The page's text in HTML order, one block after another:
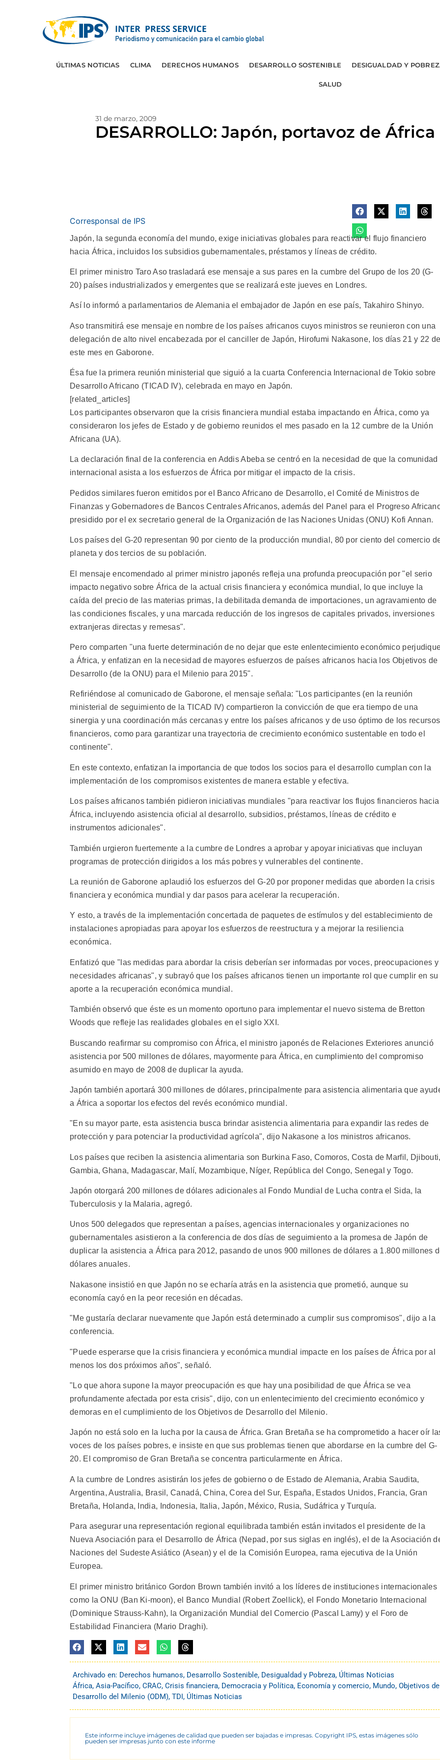
ÚLTIMAS NOTICIAS CLIMA DERECHOS HUMANOS DESARROLLO SOSTENIBLE DESIGUALDAD Y
SALUD
31 de marzo, 2009
DESARROLLO: Japón, portavoz de
Corresponsal de IPS
Japón, la segunda economía del mundo, exige iniciativas globales para reactivar el flujo financiero
hacia África, incluidos los subsidios gubernamentales, préstamos y líneas de crédito.
El primer ministro Taro Aso trasladará ese mensaje a sus pares en la cumbre del Grupo de los 20 (G-
20) países industrializados y emergentes que se realizará este jueves en Londres.
Así lo informó a parlamentarios de Alemania el embajador de Japón en ese país, Takahiro Shinyo.
Aso transmitirá ese mensaje en nombre de los países africanos cuyos ministros se reunieron con una
delegación de alto nivel encabezada por el canciller de Japón, Hirofumi Nakasone, los días 21 y 22
este mes en Gaborone.
Ésa fue la primera reunión ministerial que siguió a la cuarta Conferencia Internacional de Tokio sobre
Desarrollo Africano (TICAD IV), celebrada en mayo en Japón.
[related_articles]
Los participantes observaron que la crisis financiera mundial estaba impactando en África, como ya
consideraron los jefes de Estado y de gobierno reunidos el mes pasado en la 12 cumbre de la Unión
Africana (UA).
La declaración final de la conferencia en Addis Abeba se centró en la necesidad de que la comunidad
internacional asista a los esfuerzos de África por mitigar el impacto de la crisis.
Pedidos similares fueron emitidos por el Banco Africano de Desarrollo, el Comité de Ministros de
Finanzas y Gobernadores de Bancos Centrales Africanos, además del Panel para el Progreso
presidido por el ex secretario general de la Organización de las Naciones Unidas (ONU) Kofi Annan.
Los países del G-20 representan 90 por ciento de la producción mundial, 80 por ciento del comercio
planeta y dos tercios de su población.
El mensaje encomendado al primer ministro japonés refleja una profunda preocupación por "el serio
impacto negativo sobre África de la actual crisis financiera y económica mundial, lo que incluye la
caída del precio de las materias primas, la debilitada demanda de importaciones, un agravamiento de
las condiciones fiscales, y una marcada reducción de los ingresos de capitales privados, inversiones
extranjeras directas y remesas".
Pero comparten "una fuerte determinación de no dejar que este enlentecimiento económico
a África, y enfatizan en la necesidad de mayores esfuerzos de países africanos hacia los Objetivos de
Desarrollo (de la ONU) para el Milenio para 2015".
Refiriéndose al comunicado de Gaborone, el mensaje señala: "Los participantes (en la reunión
ministerial de seguimiento de la TICAD IV) compartieron la convicción de que era tiempo de una
sinergia y una coordinación más cercanas y entre los países africanos y de uso óptimo de los recursos
financieros, como para garantizar una trayectoria de crecimiento económico sustentable en todo el
continente".
En este contexto, enfatizan la importancia de que todos los socios para el desarrollo cumplan con la
implementación de los compromisos existentes de manera estable y efectiva.
Los países africanos también pidieron iniciativas mundiales "para reactivar los flujos financieros hacia
África, incluyendo asistencia oficial al desarrollo, subsidios, préstamos, líneas de crédito e
instrumentos adicionales".
También urgieron fuertemente a la cumbre de Londres a aprobar y apoyar iniciativas que incluyan
programas de protección dirigidos a los más pobres y vulnerables del continente.
La reunión de Gaborone aplaudió los esfuerzos del G-20 por proponer medidas que aborden la crisis
financiera y económica mundial y dar pasos para acelerar la recuperación.
Y esto, a través de la implementación concertada de paquetes de estímulos y del establecimiento de
instalaciones apropiadas para apoyar los esfuerzos de reestructura y a mejorar la resiliencia
económica.
Enfatizó que "las medidas para abordar la crisis deberían ser informadas por voces, preocupaciones y
necesidades africanas", y subrayó que los países africanos tienen un importante rol que cumplir en su
aporte a la recuperación económica mundial.
También observó que éste es un momento oportuno para implementar el nuevo sistema de Bretton
Woods que refleje las realidades globales en el siglo XXI.
Buscando reafirmar su compromiso con África, el ministro japonés de Relaciones Exteriores anunció
asistencia por 500 millones de dólares, mayormente para África, en cumplimiento del compromiso
asumido en mayo de 2008 de duplicar la ayuda.
Japón también aportará 300 millones de dólares, principalmente para asistencia alimentaria que
a África a soportar los efectos del revés económico mundial.
"En su mayor parte, esta asistencia busca brindar asistencia alimentaria para expandir las redes de
protección y para potenciar la productividad agrícola", dijo Nakasone a los ministros africanos.
Los países que reciben la asistencia alimentaria son Burkina Faso, Comoros, Costa de Marfil,
Gambia, Ghana, Madagascar, Malí, Mozambique, Níger, República del Congo, Senegal y Togo.
Japón otorgará 200 millones de dólares adicionales al Fondo Mundial de Lucha contra el Sida, la
Tuberculosis y la Malaria, agregó.
Unos 500 delegados que representan a países, agencias internacionales y organizaciones no
gubernamentales asistieron a la conferencia de dos días de seguimiento a la promesa de Japón de
duplicar la asistencia a África para 2012, pasando de unos 900 millones de dólares a 1.800 millones
dólares anuales.
Nakasone insistió en que Japón no se echaría atrás en la asistencia que prometió, aunque su
economía cayó en la peor recesión en décadas.
"Me gustaría declarar nuevamente que Japón está determinado a cumplir sus compromisos", dijo a la
conferencia.
"Puede esperarse que la crisis financiera y económica mundial impacte en los países de África por al
menos los dos próximos años", señaló.
"Lo que ahora supone la mayor preocupación es que hay una posibilidad de que África se vea
profundamente afectada por esta crisis", dijo, con un enlentecimiento del crecimiento económico y
demoras en el cumplimiento de los Objetivos de Desarrollo del Milenio.
Japón no está solo en la lucha por la causa de África. Gran Bretaña se ha comprometido a hacer oír
voces de los países pobres, e insiste en que sus problemas tienen que abordarse en la cumbre del G-
20. El compromiso de Gran Bretaña se concentra particularmente en África.
A la cumbre de Londres asistirán los jefes de gobierno o de Estado de Alemania, Arabia Saudita,
Argentina, Australia, Brasil, Canadá, China, Corea del Sur, España, Estados Unidos, Francia, Gran
Bretaña, Holanda, India, Indonesia, Italia, Japón, México, Rusia, Sudáfrica y Turquía.
Para asegurar una representación regional equilibrada también están invitados el presidente de la
Nueva Asociación para el Desarrollo de África (Nepad, por sus siglas en inglés), el de la Asociación
Naciones del Sudeste Asiático (Asean) y el de la Comisión Europea, rama ejecutiva de la Unión
Europea.
El primer ministro británico Gordon Brown también invitó a los líderes de instituciones internacionales
como la ONU (Ban Ki-moon), el Banco Mundial (Robert Zoellick), el Fondo Monetario Internacional
(Dominique Strauss-Kahn), la Organización Mundial del Comercio (Pascal Lamy) y el Foro de
Estabilidad Financiera (Mario Draghi).
Archivado en: Derechos humanos, Desarrollo Sostenible, Desigualdad y Pobreza, Últimas Noticias
África, Asia-Pacífico, CRAC, Crisis financiera, Democracia y Política, Economía y comercio, Mundo, Objetivos de
Desarrollo del Milenio (ODM), TDI, Últimas Noticias
Este informe incluye imágenes de calidad que pueden ser bajadas e impresas. Copyright IPS, estas imágenes sólo
pueden ser impresas junto con este informe